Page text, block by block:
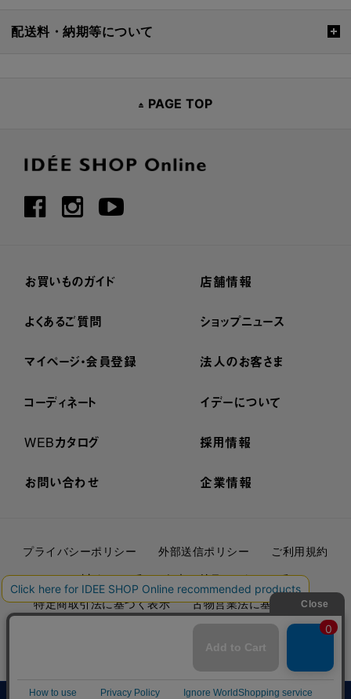
配送料・納期等について
PAGE TOP
お買いものガイド
よくあるご質問
マイページ・会員登録
コーディネート
WEBカタログ
お問い合わせ
店舗情報
ショップニュース
法人のお客さま
イデーについて
採用情報
企業情報
プライバシーポリシー 外部送信ポリシー
ご利用規約
cookieについて
セキュリティーについて
特定商取引法に基づく表示
古物営業法に基づく表示